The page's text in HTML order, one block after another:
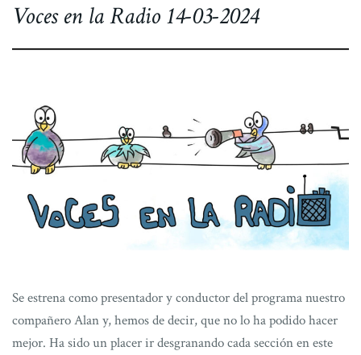
Voces en la Radio 14-03-2024
Se estrena como presentador y conductor del programa nuestro
compañero Alan y, hemos de decir, que no lo ha podido hacer
mejor. Ha sido un placer ir desgranando cada sección en este